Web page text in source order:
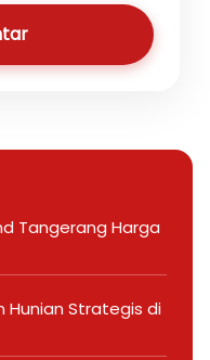
Tangerang Harga
Hunian Strategis di